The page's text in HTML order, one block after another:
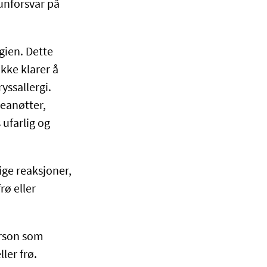
på
Dette
klarer å
ufarlig og
reaksjoner,
eller
som
frø.